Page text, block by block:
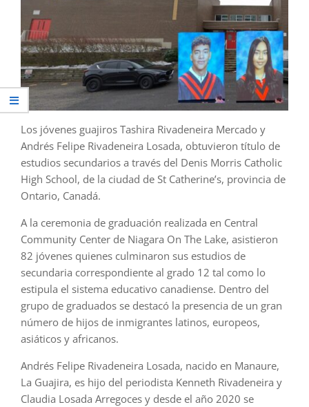
Los jóvenes guajiros Tashira Rivadeneira Mercado y
Andrés Felipe Rivadeneira Losada, obtuvieron título de
estudios secundarios a través del Denis Morris Catholic
High School, de la ciudad de St Catherine’s, provincia de
Ontario, Canadá.
A la ceremonia de graduación realizada en Central
Community Center de Niagara On The Lake, asistieron
82 jóvenes quienes culminaron sus estudios de
secundaria correspondiente al grado 12 tal como lo
estipula el sistema educativo canadiense. Dentro del
grupo de graduados se destacó la presencia de un gran
número de hijos de inmigrantes latinos, europeos,
asiáticos y africanos.
Andrés Felipe Rivadeneira Losada, nacido en Manaure,
La Guajira, es hijo del periodista Kenneth Rivadeneira y
Claudia Losada Arregoces y desde el año 2020 se